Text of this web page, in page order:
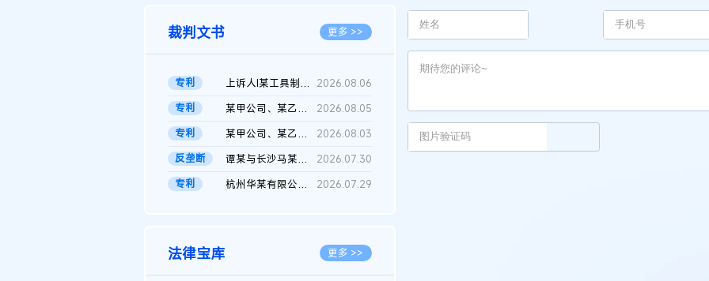
裁判文书 更多 >>
专利 上诉人I某工具制品有限公司与被上诉人程某及一审被告中华人民共和...
2026.08.06
专利
某甲公司、某乙公司、某丙公司申请诉前行为保全复议裁定书
2026.08.05
专利
某甲公司、某乙公司、官某与某丙公司专利申请权权属纠纷 二审判决...
2026.08.03
反垄断
谭某与长沙马某堆农产品股份有限公司滥用市场支配地位纠纷二审裁...
2026.07.30
专利
杭州华某有限公司与菲某有限公司侵害发明专利权纠纷 2026.07.29
法律宝库 更多 >>